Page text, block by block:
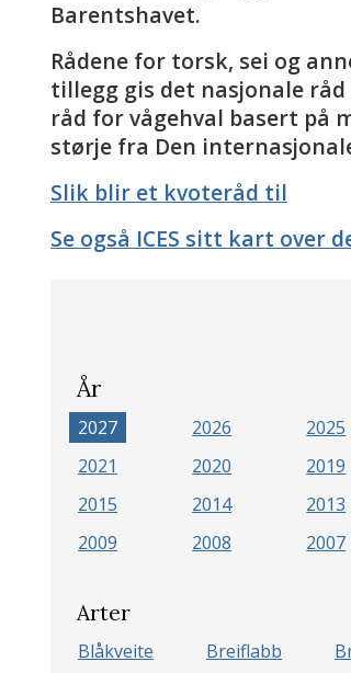
Barentshavet.
Rådene for torsk, sei og
tillegg gis det nasjonale
råd for vågehval basert på
størje fra Den
Slik blir et kvoteråd til
Se også ICES sitt kart over
År
2027 2026 2025
2021
2020 2019
2015
2014 2013
2009
2008 2007
Arter
Blåkveite Breiflabb